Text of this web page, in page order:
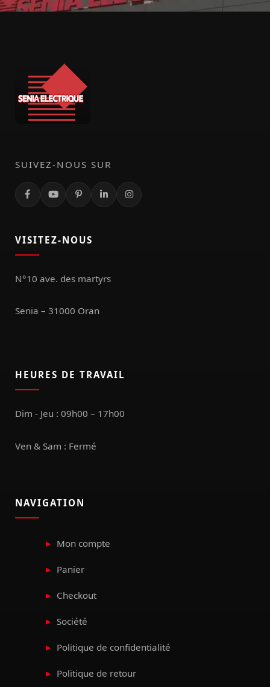
SUIVEZ-NOUS SUR
VISITEZ-NOUS
N°10 ave. des martyrs
Senia – 31000 Oran
HEURES DE TRAVAIL
Dim - Jeu : 09h00 – 17h00
Ven & Sam : Fermé
NAVIGATION
Mon compte
Panier
Checkout
Société
Politique de confidentialité
Politique de retour